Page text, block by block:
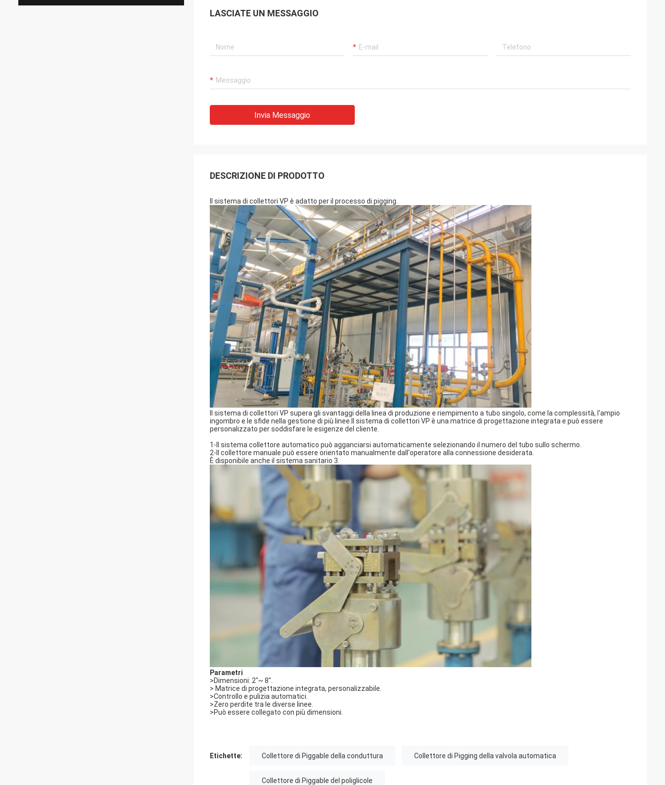
LASCIATE UN MESSAGGIO
Invia Messaggio
DESCRIZIONE DI PRODOTTO
Il sistema di collettori VP è adatto per il processo di pigging.
Il sistema di collettori VP supera gli svantaggi della linea di produzione e riempimento a tubo singolo, come la complessità, l'ampio
ingombro e le sfide nella gestione di più linee.Il sistema di collettori VP è una matrice di progettazione integrata e può essere
personalizzato per soddisfare le esigenze del cliente.
1-Il sistema collettore automatico può agganciarsi automaticamente selezionando il numero del tubo sullo schermo.
2-Il collettore manuale può essere orientato manualmente dall'operatore alla connessione desiderata.
È disponibile anche il sistema sanitario 3.
Parametri
>Dimensioni: 2"~ 8".
> Matrice di progettazione integrata, personalizzabile.
>Controllo e pulizia automatici.
>Zero perdite tra le diverse linee.
>Può essere collegato con più dimensioni.
Etichette: Collettore di Piggable della conduttura Collettore di Pigging della valvola automatica
Collettore di Piggable del poliglicole